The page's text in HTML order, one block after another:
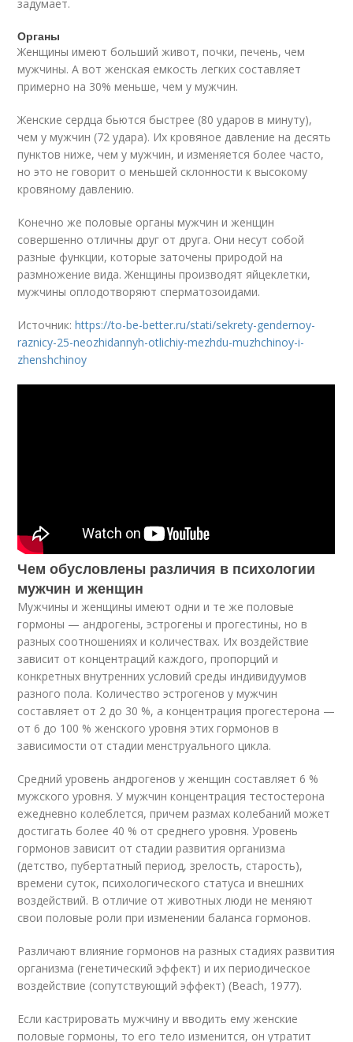
задумает.
Органы
Женщины имеют больший живот, почки, печень, чем
мужчины. А вот женская емкость легких составляет
примерно на 30% меньше, чем у мужчин.
Женские сердца бьются быстрее (80 ударов в минуту),
чем у мужчин (72 удара). Их кровяное давление на десять
пунктов ниже, чем у мужчин, и изменяется более часто,
но это не говорит о меньшей склонности к высокому
кровяному давлению.
Конечно же половые органы мужчин и женщин
совершенно отличны друг от друга. Они несут собой
разные функции, которые заточены природой на
размножение вида. Женщины производят яйцеклетки,
мужчины оплодотворяют сперматозоидами.
Источник:https://to-be-better.ru/stati/sekrety-gendernoy-
raznicy-25-neozhidannyh-otlichiy-mezhdu-muzhchinoy-i-
zhenshchinoy
Чем обусловлены различия в психологии
мужчин и женщин
Мужчины и женщины имеют одни и те же половые
гормоны — андрогены, эс­трогены и прогестины, но в
разных соотношениях и количествах. Их воздей­ствие
зависит от концентраций каждого, пропорций и
конкретных внутренних условий среды индивидуумов
разного пола. Количество эстрогенов у мужчин
составляет от 2 до 30 %, а концентрация прогестерона —
от 6 до 100 % женско­го уровня этих гормонов в
зависимости от стадии менструального цикла.
Средний уровень андрогенов у женщин составляет 6 %
мужского уров­ня. У мужчин концентрация тестостерона
ежедневно колеблется, причем размах колебаний может
достигать более 40 % от среднего уровня. Уровень
гормонов зависит от стадии развития организма
(детство, пубертатный пе­риод, зрелость, старость),
времени суток, психологического статуса и вне­шних
воздействий. В отличие от животных люди не меняют
свои половые роли при изменении баланса гормонов.
Различают влияние гормонов на разных стадиях развития
организма (ге­нетический эффект) и их периодическое
воздействие (сопутствующий эф­фект) (Beach, 1977).
Если кастрировать мужчину и вводить ему женские
половые гормоны, то его тело изменится, он утратит